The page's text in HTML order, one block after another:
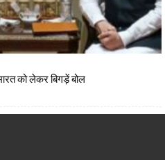
को लेकर बिगड़ें बोल